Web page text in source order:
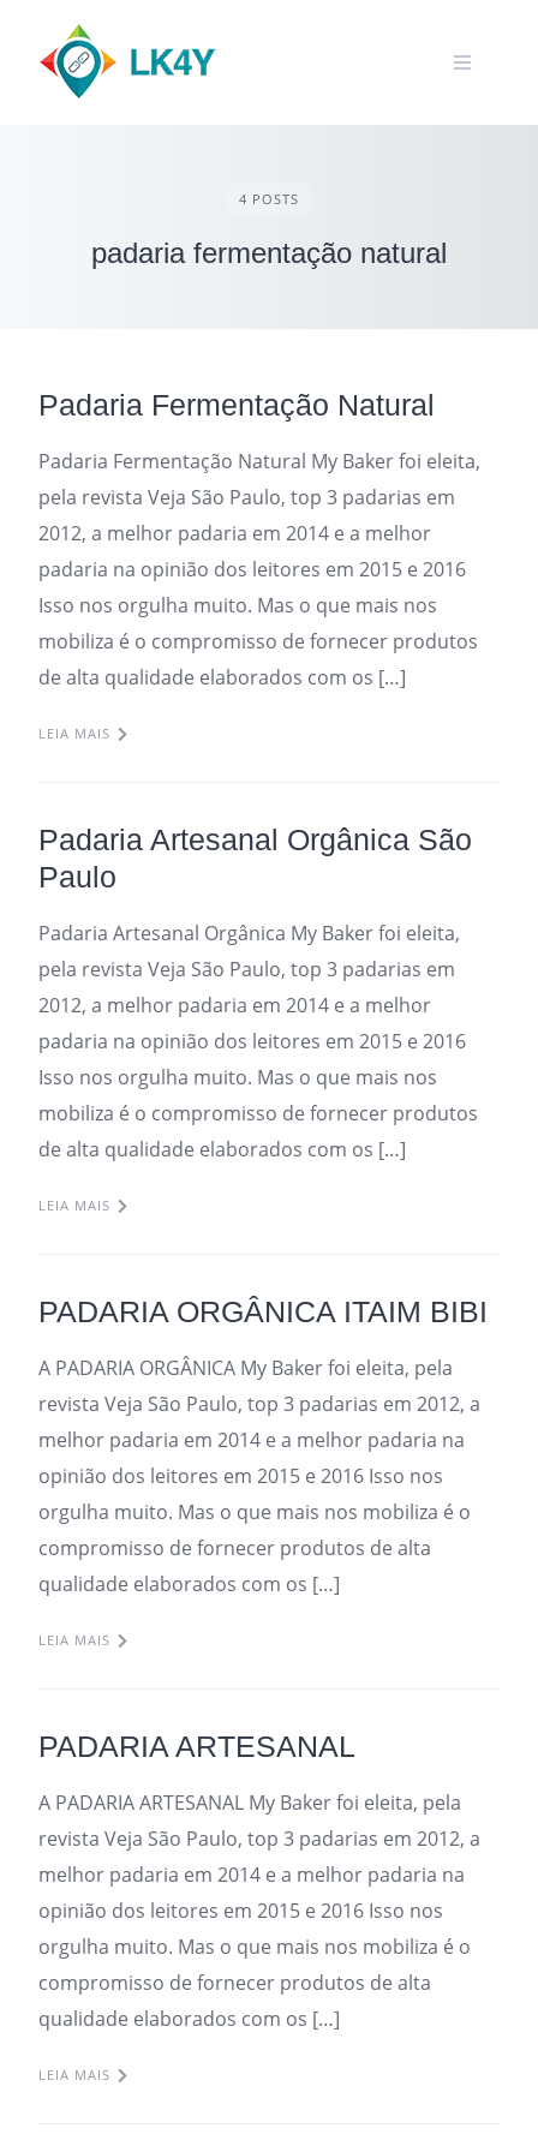
content
4 POSTS
padaria fermentação natural
Padaria Fermentação Natural
Padaria Fermentação Natural My Baker foi eleita,
pela revista Veja São Paulo, top 3 padarias em
2012, a melhor padaria em 2014 e a melhor
padaria na opinião dos leitores em 2015 e 2016
Isso nos orgulha muito. Mas o que mais nos
mobiliza é o compromisso de fornecer produtos
de alta qualidade elaborados com os […]
LEIA MAIS
Padaria Artesanal Orgânica São
Paulo
Padaria Artesanal Orgânica My Baker foi eleita,
pela revista Veja São Paulo, top 3 padarias em
2012, a melhor padaria em 2014 e a melhor
padaria na opinião dos leitores em 2015 e 2016
Isso nos orgulha muito. Mas o que mais nos
mobiliza é o compromisso de fornecer produtos
de alta qualidade elaborados com os […]
LEIA MAIS
PADARIA ORGÂNICA ITAIM BIBI
A PADARIA ORGÂNICA My Baker foi eleita, pela
revista Veja São Paulo, top 3 padarias em 2012, a
melhor padaria em 2014 e a melhor padaria na
opinião dos leitores em 2015 e 2016 Isso nos
orgulha muito. Mas o que mais nos mobiliza é o
compromisso de fornecer produtos de alta
qualidade elaborados com os […]
LEIA MAIS
PADARIA ARTESANAL
A PADARIA ARTESANAL My Baker foi eleita, pela
revista Veja São Paulo, top 3 padarias em 2012, a
melhor padaria em 2014 e a melhor padaria na
opinião dos leitores em 2015 e 2016 Isso nos
orgulha muito. Mas o que mais nos mobiliza é o
compromisso de fornecer produtos de alta
qualidade elaborados com os […]
LEIA MAIS